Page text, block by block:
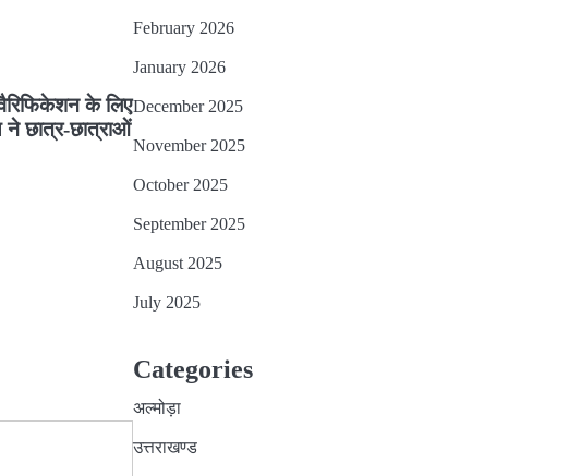
वैरिफिकेशन के लिए
ने छात्र-छात्राओं
February 2026
January 2026
December 2025
November 2025
October 2025
September 2025
August 2025
July 2025
Categories
अल्मोड़ा
उत्तराखण्ड